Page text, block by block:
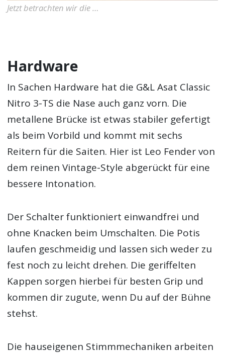
Jetzt betrachten wir die …
Hardware
In Sachen Hardware hat die G&L Asat Classic
Nitro 3-TS die Nase auch ganz vorn. Die
metallene Brücke ist etwas stabiler gefertigt
als beim Vorbild und kommt mit sechs
Reitern für die Saiten. Hier ist Leo Fender von
dem reinen Vintage-Style abgerückt für eine
bessere Intonation.
Der Schalter funktioniert einwandfrei und
ohne Knacken beim Umschalten. Die Potis
laufen geschmeidig und lassen sich weder zu
fest noch zu leicht drehen. Die geriffelten
Kappen sorgen hierbei für besten Grip und
kommen dir zugute, wenn Du auf der Bühne
stehst.
Die hauseigenen Stimmmechaniken arbeiten